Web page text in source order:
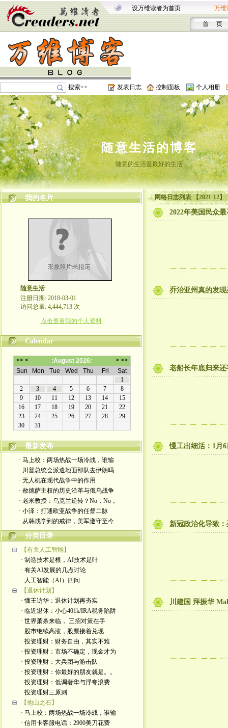
设万维读者为首页 万维
首 页
搜索>> 发表日志 控制面板 个人相册
随意生活的博客
随意的生活是最好的生活
我的名片
随意生活
注册日期: 2018-03-01
访问总量: 4,444,713 次
点击查看我的个人资料
Calendar
最新发布
· 马上校：两场热战一场冷战，谁输
· 川普总统会派遣地面部队去伊朗吗
· 无人机在现代战争中的作用
· 敖德萨主权的历史沿革与俄乌战争
· 老米教授：乌克兰逆转？No，No，
· 小泽：打通欧亚战争的任督二脉
· 从韩战学到的戒律，美军遵守至今
分类目录
【有关人工智能】
· 制造技术是根，AI技术是叶
· 有关AI发展的几点讨论
· 人工智能（AI）四问
【退休计划】
· 懂王访华：退休计划再夯实
· 临近退休：小心401k/IRA税务陷阱
· 世界萧条来临， 三招对策在手
· 股市继续高涨，股票接着兑现
· 投资理财：财务自由，其实不难
· 投资理财：市场不确定，现金才为
· 投资理财：大兵团与游击队
· 投资理财：你最好的朋友就是。。
· 投资理财：低调奢华与浮夸浪费
· 投资理财三原则
【他山之石】
· 马上校：两场热战一场冷战，谁输
· 信用卡客服电话：2900美刀花费
网络日志列表 【2021-12】
2022年美国民众
乔治亚州真的发
老船长年底归来
慢工出细活：1月
新冠政治化导致
川建国 拜振华